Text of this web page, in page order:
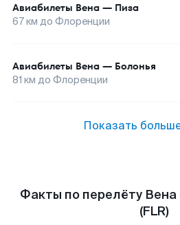
Авиабилеты Вена — Пиза
67км до Флоренции
Авиабилеты Вена — Болонья
81 км до Флоренции
Показать
Факты по перелёту Вена
(FLR)